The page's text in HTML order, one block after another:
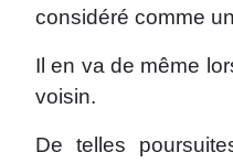
considéré comme
Il en va de même
voisin.
De telles